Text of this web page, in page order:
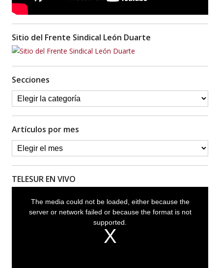
Sitio del Frente Sindical León Duarte
Secciones
Artículos por mes
TELESUR EN VIVO